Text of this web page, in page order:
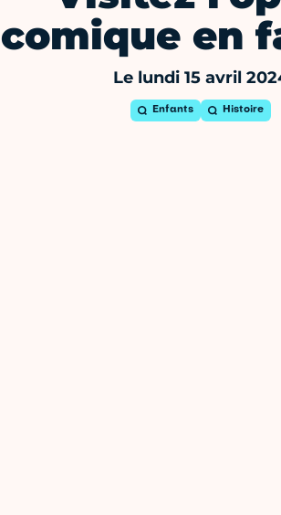
comique en
Le lundi 15 avril
Enfants Histoire